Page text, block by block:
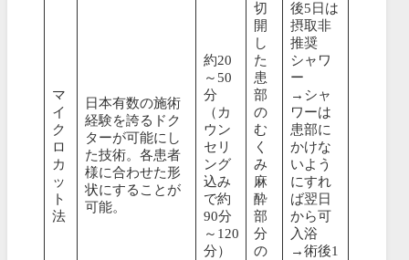
マ
イ
ク
ロ
カ
ッ
ト
法
日本有数の施術
経験を誇るドク
ターが可能にし
た技術。各患者
様に合わせた形
状にすることが
可能。
約20
～50
分
（カ
ウン
セリ
ング
込み
で約
90分
～120
分）
切
開
し
た
患
部
の
む
く
み
麻
酔
部
分
の
後5日は
摂取非
推奨
シャワ
ー
→シャ
ワーは
患部に
かけな
いよう
にすれ
ば翌日
から可
入浴
→術後1